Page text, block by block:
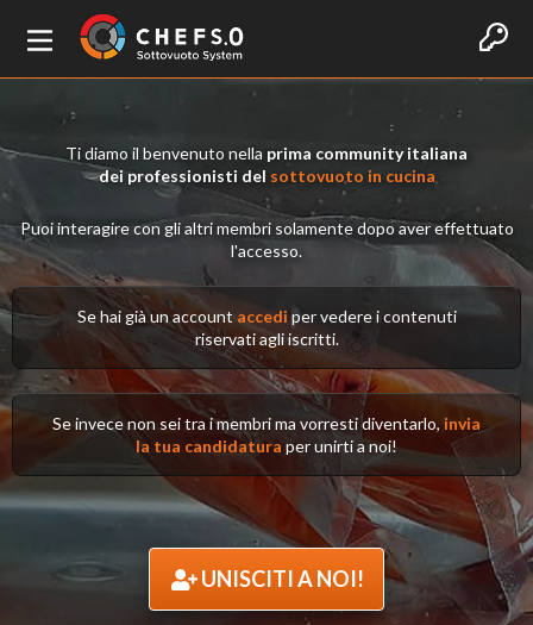
Ti diamo il benvenuto nella prima community italiana
dei professionisti del sottovuoto in cucina
Puoi interagire con gli altri membri solamente dopo aver effettuato
l'accesso.
Se hai già un account accedi per vedere i contenuti
riservati agli iscritti.
Se invece non sei tra i membri ma vorresti diventarlo, invia
la tua candidatura per unirti a noi!
UNISCITI A NOI!